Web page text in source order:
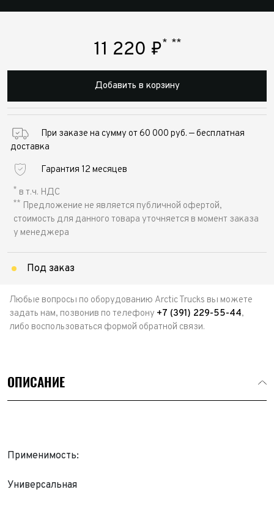
11 220 ₽* **
Добавить в корзину
При заказе на сумму от 60 000 руб. — бесплатная
доставка
Гарантия 12 месяцев
* в т.ч. НДС
** Предложение не является публичной офертой,
стоимость для данного товара уточняется в момент заказа
у менеджера
Под заказ
Любые вопросы по оборудованию Arctic Trucks вы можете
задать нам, позвонив по телефону +7 (391) 229-55-44,
либо воспользоваться формой обратной связи.
ОПИСАНИЕ
Применимость:
Универсальная